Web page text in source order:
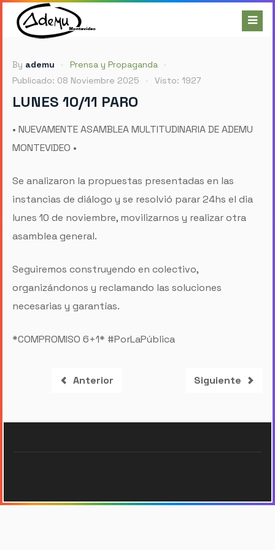
By ademu
Prensa y Propaganda
Publicado: 08 Noviembre 2025
Visto: 1927
LUNES 10/11 PARO
• NUEVAMENTE ASAMBLEA MULTITUDINARIA DE ADEMU
MONTEVIDEO •
Se analizaron la propuestas presentadas en las
instancias de diálogo y se resolvió parar 24hs el dia
lunes 10 de noviembre, movilizarnos y realizar otra
asamblea general.
Seguiremos construyendo en colectivo,
organizándonos y reclamando las soluciones
necesarias y garantías.
*COMPROMISO 6+1* #PorLaPública
Artículo anterior: LUNES 10/11
Anterior Artículo
Siguiente